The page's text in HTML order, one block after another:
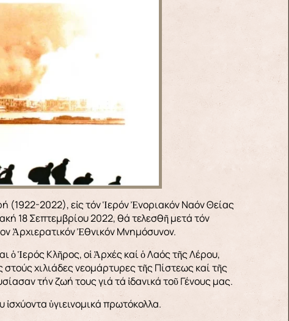
18 Σεπτεμβρίου 2022, θά τελεσθῆ μετά τόν
Ἀρχιερατικόν Ἐθνικόν Μνημόσυνον.
ὁ Ἱερός Κλῆρος, οἱ Ἀρχές καί ὁ Λαός τῆς Λέρου,
χιλιάδες νεομάρτυρες τῆς Πίστεως καί τῆς
τήν ζωή τους γιά τά ἰδανικά τοῦ Γένους μας.
ὑγιεινομικά πρωτόκολλα.